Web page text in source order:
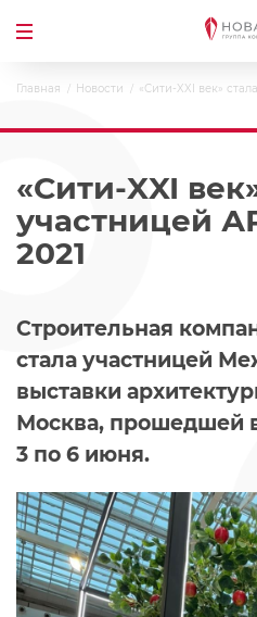
Главная Новости «Сити-XXI век»
«Сити-XXI
участницей
2021
Строительная
стала участницей
выставки
Москва, прошедшей
3 по 6 июня.